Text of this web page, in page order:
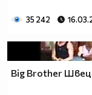
35 242
Big Brother